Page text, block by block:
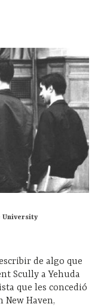
University
de algo que
Scully a Yehuda
que les concedió
New Haven,